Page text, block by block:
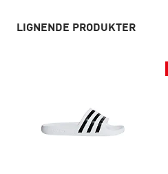
LIGNENDE PRODUKTER